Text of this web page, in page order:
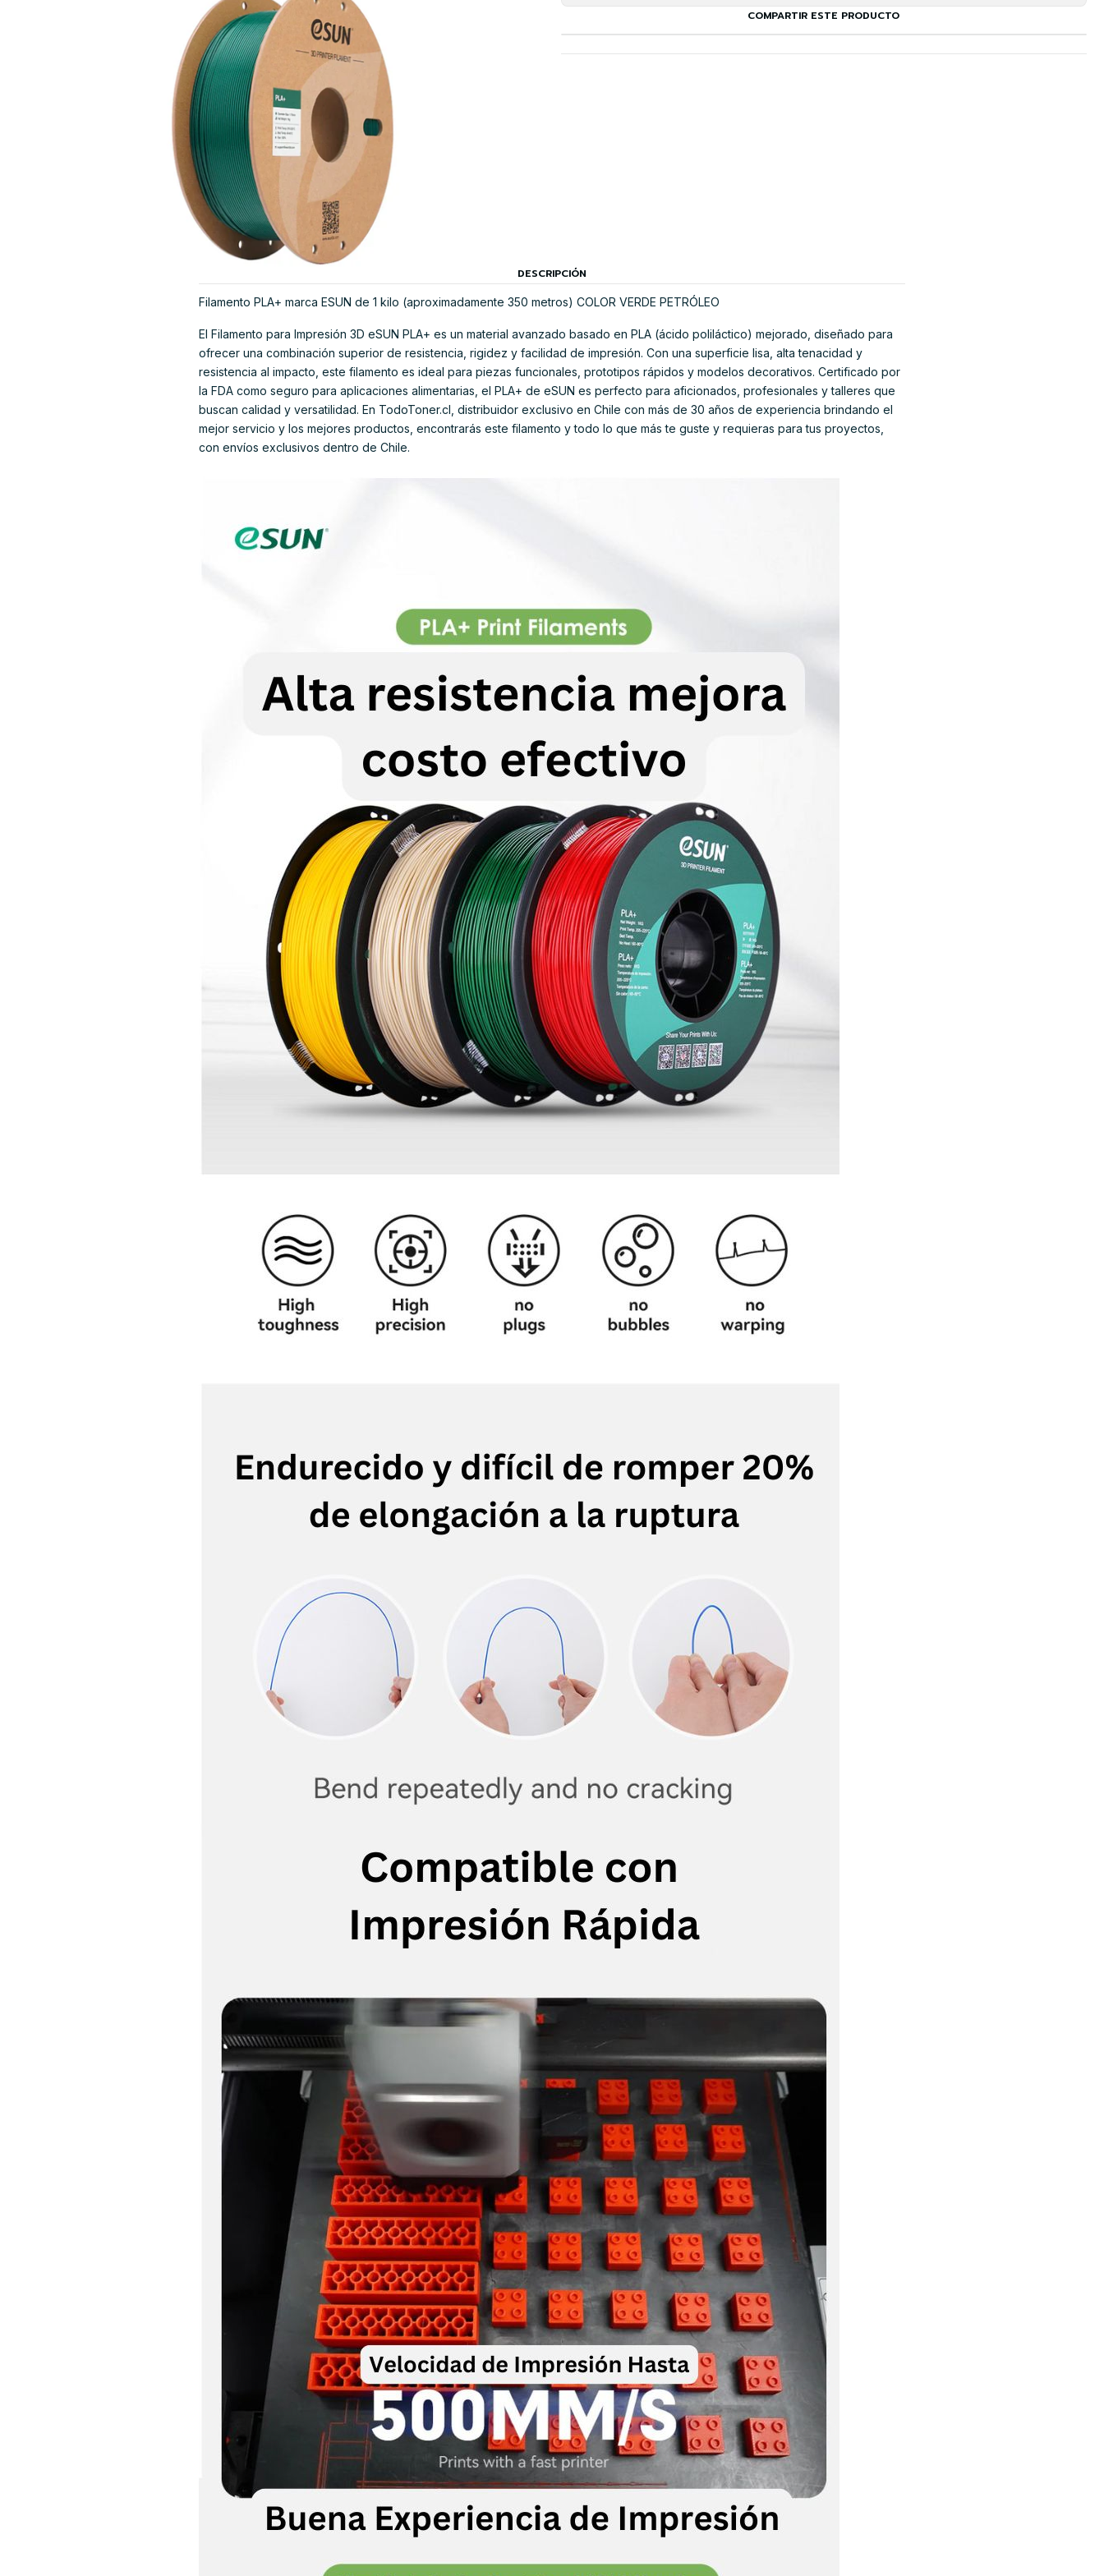
COMPARTIR ESTE PRODUCTO
DESCRIPCIÓN
Filamento PLA+ marca ESUN de 1 kilo (aproximadamente 350 metros) COLOR VERDE PETRÓLEO
El Filamento para Impresión 3D eSUN PLA+ es un material avanzado basado en PLA (ácido poliláctico) mejorado, diseñado para
ofrecer una combinación superior de resistencia, rigidez y facilidad de impresión. Con una superficie lisa, alta tenacidad y
resistencia al impacto, este filamento es ideal para piezas funcionales, prototipos rápidos y modelos decorativos. Certificado por
la FDA como seguro para aplicaciones alimentarias, el PLA+ de eSUN es perfecto para aficionados, profesionales y talleres que
buscan calidad y versatilidad. En TodoToner.cl, distribuidor exclusivo en Chile con más de 30 años de experiencia brindando el
mejor servicio y los mejores productos, encontrarás este filamento y todo lo que más te guste y requieras para tus proyectos,
con envíos exclusivos dentro de Chile.